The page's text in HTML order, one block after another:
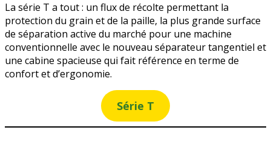
La série T a tout : un flux de récolte permettant la
protection du grain et de la paille, la plus grande surface
de séparation active du marché pour une machine
conventionnelle avec le nouveau séparateur tangentiel et
une cabine spacieuse qui fait référence en terme de
confort et d’ergonomie.
Série T